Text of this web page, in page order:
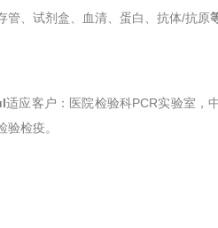
管、试剂盒、血清、蛋白、抗体/抗原
适应客户：医院检验科PCR实验室，
检疫。